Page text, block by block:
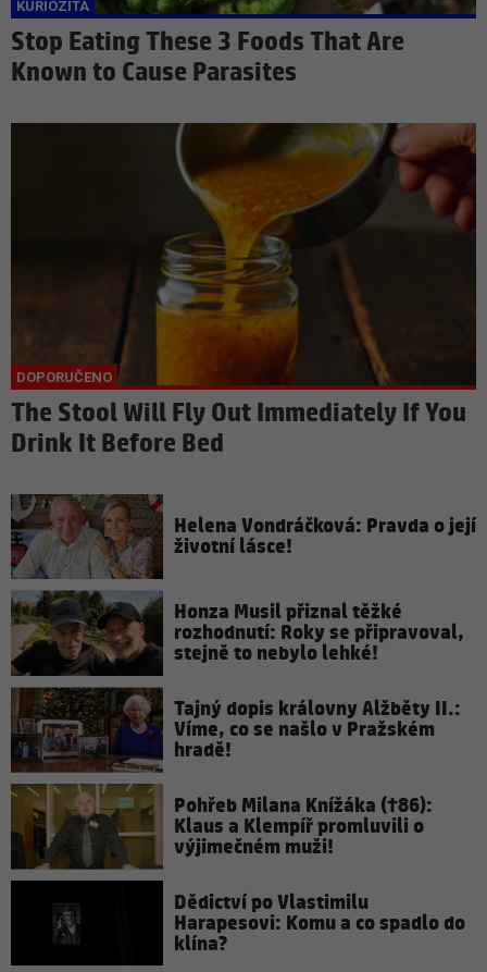
Stop Eating These 3 Foods That Are
Known to Cause Parasites
The Stool Will Fly Out Immediately If You
Drink It Before Bed
Helena Vondráčková: Pravda o její
životní lásce!
Honza Musil přiznal těžké
rozhodnutí: Roky se připravoval,
stejně to nebylo lehké!
Tajný dopis královny Alžběty II.:
Víme, co se našlo v Pražském
hradě!
Pohřeb Milana Knížáka (†86):
Klaus a Klempíř promluvili o
výjimečném muži!
Dědictví po Vlastimilu
Harapesovi: Komu a co spadlo do
klína?